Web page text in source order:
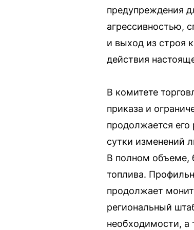
предупреждения
агрессивностью,
и выход из строя
действия
В комитете
приказа и
продолжается
сутки изменений
В полном объеме,
топлива.
продолжает
региональный
необходимости, а